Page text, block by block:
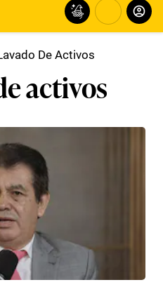
De Activos
activos